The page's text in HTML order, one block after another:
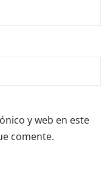
y web en este
comente.